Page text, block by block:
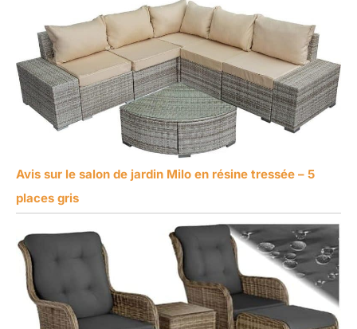
Avis sur le salon de jardin Milo en résine tressée – 5
places gris